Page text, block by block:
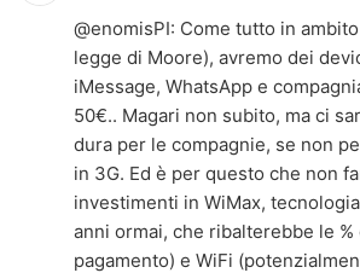
@enomisPI: Come tutto in
legge di Moore), avremo dei
iMessage, WhatsApp e
50€.. Magari non subito, ma ci
dura per le compagnie, se non
in 3G. Ed è per questo che non
investimenti in WiMax,
anni ormai, che ribalterebbe le
pagamento) e WiFi